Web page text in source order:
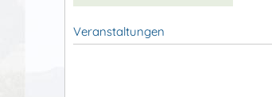
Veranstaltungen